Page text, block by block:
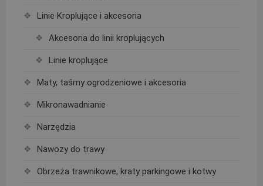
Linie Kroplujące i akcesoria
Akcesoria do linii kroplujących
Linie kroplujące
Maty, taśmy ogrodzeniowe i akcesoria
Mikronawadnianie
Narzędzia
Nawozy do trawy
Obrzeża trawnikowe, kraty parkingowe i kotwy